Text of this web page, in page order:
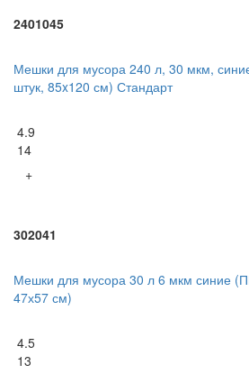
2401045
Мешки для мусора 240 л, 30 мкм,
штук, 85x120 см) Стандарт
4.9
14
+
302041
Мешки для мусора 30 л 6 мкм синие
47х57 см)
4.5
13